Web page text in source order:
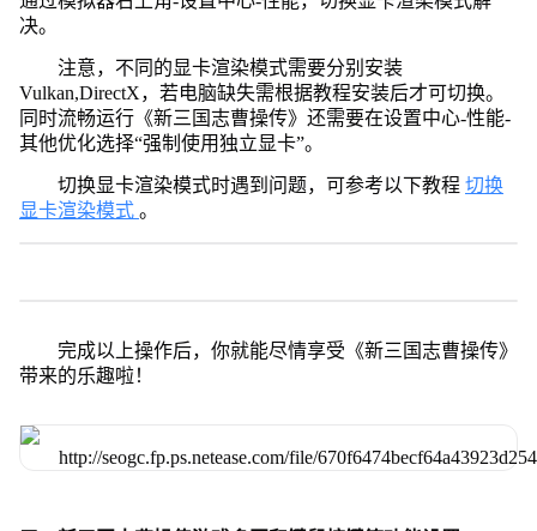
决。
注意，不同的显卡渲染模式需要分别安装
Vulkan,DirectX，若电脑缺失需根据教程安装后才可切换。
同时流畅运行《新三国志曹操传》还需要在设置中心-性能-
其他优化选择“强制使用独立显卡”。
切换显卡渲染模式时遇到问题，可参考以下教程 切换
显卡渲染模式 。
完成以上操作后，你就能尽情享受《新三国志曹操传》
带来的乐趣啦！